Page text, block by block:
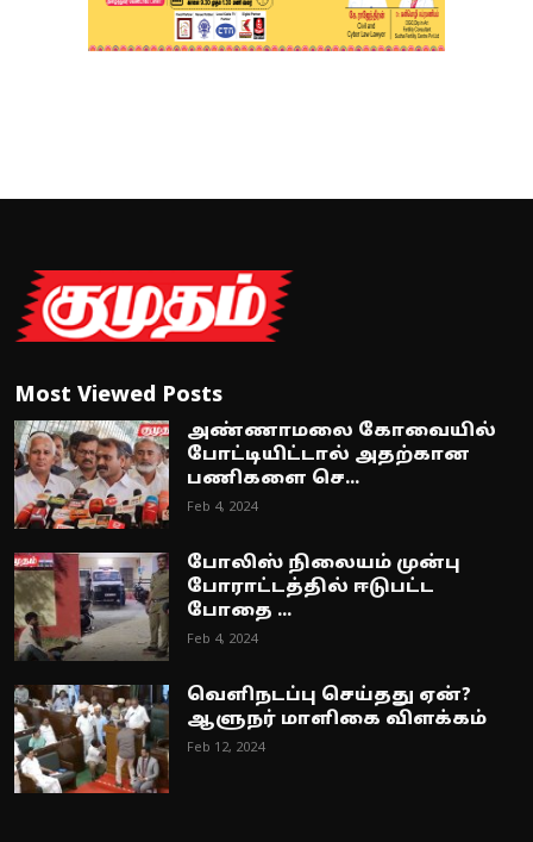
Most Viewed Posts
அண்ணாமலை கோவையில்
போட்டியிட்டால் அதற்கான
பணிகளை செ...
Feb 4, 2024
போலிஸ் நிலையம் முன்பு
போராட்டத்தில் ஈடுபட்ட
போதை ...
Feb 4, 2024
வெளிநடப்பு செய்தது ஏன்?
ஆளுநர் மாளிகை விளக்கம்
Feb 12, 2024